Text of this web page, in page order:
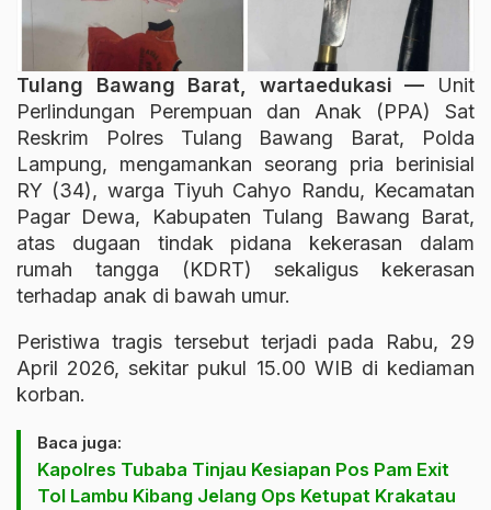
Tulang Bawang Barat, wartaedukasi — Unit
Perlindungan Perempuan dan Anak (PPA) Sat
Reskrim Polres Tulang Bawang Barat, Polda
Lampung, mengamankan seorang pria berinisial
RY (34), warga Tiyuh Cahyo Randu, Kecamatan
Pagar Dewa, Kabupaten Tulang Bawang Barat,
atas dugaan tindak pidana kekerasan dalam
rumah tangga (KDRT) sekaligus kekerasan
terhadap anak di bawah umur.
Peristiwa tragis tersebut terjadi pada Rabu, 29
April 2026, sekitar pukul 15.00 WIB di kediaman
korban.
Baca juga:
Kapolres Tubaba Tinjau Kesiapan Pos Pam Exit
Tol Lambu Kibang Jelang Ops Ketupat Krakatau